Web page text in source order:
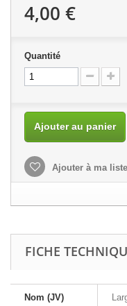
4,00 €
Quantité
Ajouter au panier
Ajouter à ma
FICHE
Nom (JV)